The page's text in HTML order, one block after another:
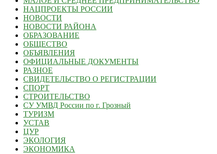
НАЦПРОЕКТЫ РОССИИ
НОВОСТИ
НОВОСТИ РАЙОНА
ОБРАЗОВАНИЕ
ОБЩЕСТВО
ОБЪЯВЛЕНИЯ
ОФИЦИАЛЬНЫЕ ДОКУМЕНТЫ
РАЗНОЕ
СВИДЕТЕЛЬСТВО О РЕГИСТРАЦИИ
СПОРТ
СТРОИТЕЛЬСТВО
СУ УМВД России по г. Грозный
ТУРИЗМ
УСТАВ
ЦУР
ЭКОЛОГИЯ
ЭКОНОМИКА